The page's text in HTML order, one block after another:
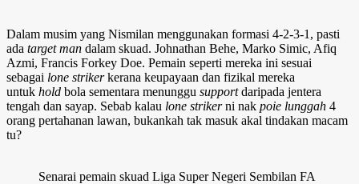
Dalam musim yang Nismilan menggunakan formasi 4-2-3-1, pasti
ada target man dalam skuad. Johnathan Behe, Marko Simic, Afiq
Azmi, Francis Forkey Doe. Pemain seperti mereka ini sesuai
sebagai lone strikerkerana keupayaan dan fizikal mereka
untuk hold bola sementara menunggu supportdaripada jentera
tengah dan sayap. Sebab kalau lone strikerni nak poie lunggah 4
orang pertahanan lawan, bukankah tak masuk akal tindakan macam
tu?
Senarai pemain skuad Liga Super Negeri Sembilan FA